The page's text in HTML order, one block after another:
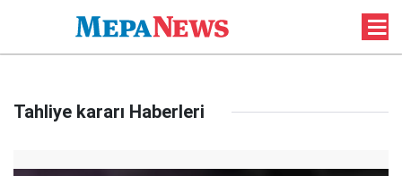
Tahliye kararı Haberleri